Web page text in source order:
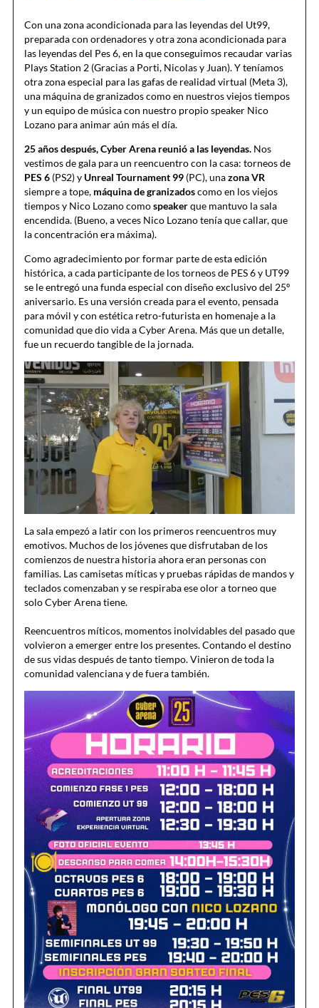
Con una zona acondicionada para las leyendas del Ut99,
preparada con ordenadores y otra zona acondicionada para
las leyendas del Pes 6, en la que conseguimos recaudar varias
Plays Station 2 (Gracias a Porti, Nicolas y Juan). Y teníamos
otra zona especial para las gafas de realidad virtual (Meta 3),
una máquina de granizados como en nuestros viejos tiempos
y un equipo de música con nuestro propio speaker Nico
Lozano para animar aún más el día.
25 años después, Cyber Arena reunió a las leyendas. Nos
vestimos de gala para un reencuentro con la casa: torneos de
PES 6 (PS2) yUnreal Tournament 99 (PC), unazona VR
siempre a tope, máquina de granizadoscomo en los viejos
tiempos y Nico Lozano comospeakerque mantuvo la sala
encendida. (Bueno, a veces Nico Lozano tenía que callar, que
la concentración era máxima).
Como agradecimiento por formar parte de esta edición
histórica, a cada participante de los torneos de PES 6 y UT99
se le entregó una funda especial con diseño exclusivo del 25º
aniversario. Es una versión creada para el evento, pensada
para móvil y con estética retro-futurista en homenaje a la
comunidad que dio vida a Cyber Arena. Más que un detalle,
fue un recuerdo tangible de la jornada.
La sala empezó a latir con los primeros reencuentros muy
emotivos. Muchos de los jóvenes que disfrutaban de los
comienzos de nuestra historia ahora eran personas con
familias. Las camisetas míticas y pruebas rápidas de mandos y
teclados comenzaban y se respiraba ese olor a torneo que
solo Cyber Arena tiene.
Reencuentros míticos, momentos inolvidables del pasado que
volvieron a emerger entre los presentes. Contando el destino
de sus vidas después de tanto tiempo. Vinieron de toda la
comunidad valenciana y de fuera también.